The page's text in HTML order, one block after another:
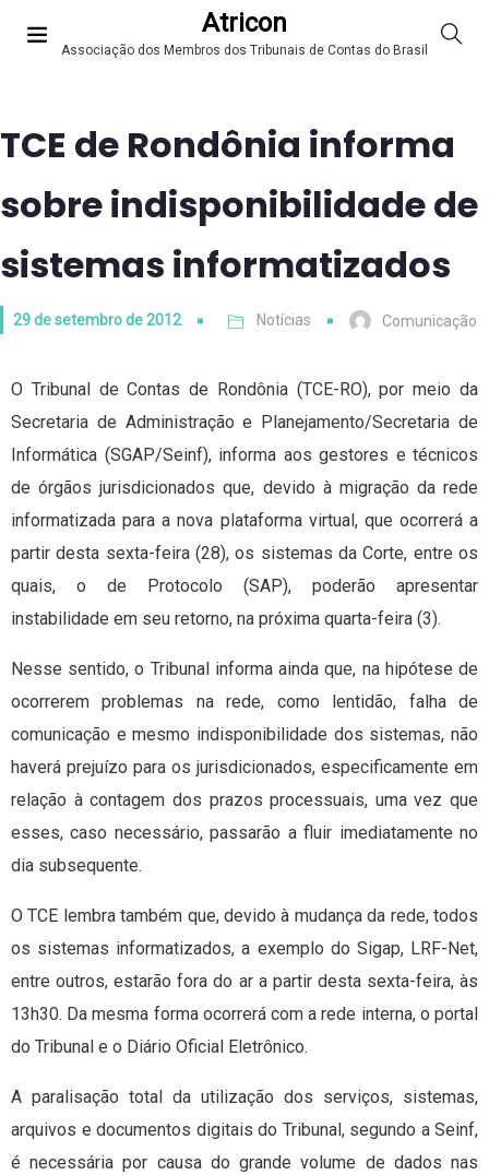
Atricon
Associação dos Membros dos Tribunais de Contas do Brasil
TCE de Rondônia informa
sobre indisponibilidade de
sistemas informatizados
29 de setembro de 2012 Notícias Comunicação
O Tribunal de Contas de Rondônia (TCE-RO), por meio da
Secretaria de Administração e Planejamento/Secretaria de
Informática (SGAP/Seinf), informa aos gestores e técnicos
de órgãos jurisdicionados que, devido à migração da rede
informatizada para a nova plataforma virtual, que ocorrerá a
partir desta sexta-feira (28), os sistemas da Corte, entre os
quais, o de Protocolo (SAP), poderão apresentar
instabilidade em seu retorno, na próxima quarta-feira (3).
Nesse sentido, o Tribunal informa ainda que, na hipótese de
ocorrerem problemas na rede, como lentidão, falha de
comunicação e mesmo indisponibilidade dos sistemas, não
haverá prejuízo para os jurisdicionados, especificamente em
relação à contagem dos prazos processuais, uma vez que
esses, caso necessário, passarão a fluir imediatamente no
dia subsequente.
O TCE lembra também que, devido à mudança da rede, todos
os sistemas informatizados, a exemplo do Sigap, LRF-Net,
entre outros, estarão fora do ar a partir desta sexta-feira, às
13h30. Da mesma forma ocorrerá com a rede interna, o portal
do Tribunal e o Diário Oficial Eletrônico.
A paralisação total da utilização dos serviços, sistemas,
arquivos e documentos digitais do Tribunal, segundo a Seinf,
é necessária por causa do grande volume de dados nas